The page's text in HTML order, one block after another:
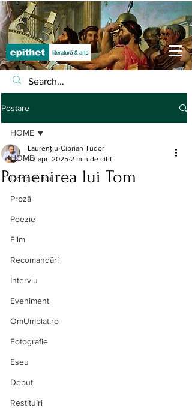
Postare
HOME
Despre noi
Proză
Poezie
Film
Recomandări
Interviu
Eveniment
OmUmblat.ro
Fotografie
Eseu
Debut
Restituiri
HOME
Pomenirea lui Tom
Laurențiu-Ciprian Tudor
23 apr. 2025 2 min de citit